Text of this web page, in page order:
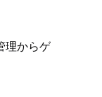
理からゲ